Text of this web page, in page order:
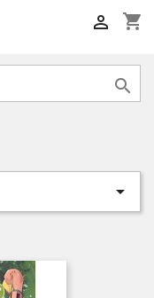
shopping_cart


